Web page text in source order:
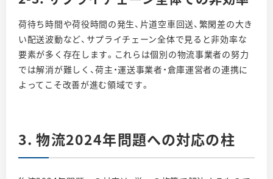
荷待ち時間や荷役時間の発生、片道空車回送、繁閑差の大き
い配送波動など、サプライチェーン全体で見ると非効率な
要素が多く存在します。これらは個別の物流事業者の努力
では解消が難しく、荷主・運送事業者・倉庫運営者の連携に
よってこそ改善が進む領域です。
3. 物流2024年問題への対応の柱